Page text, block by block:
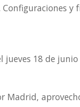
18 de
Madrid,